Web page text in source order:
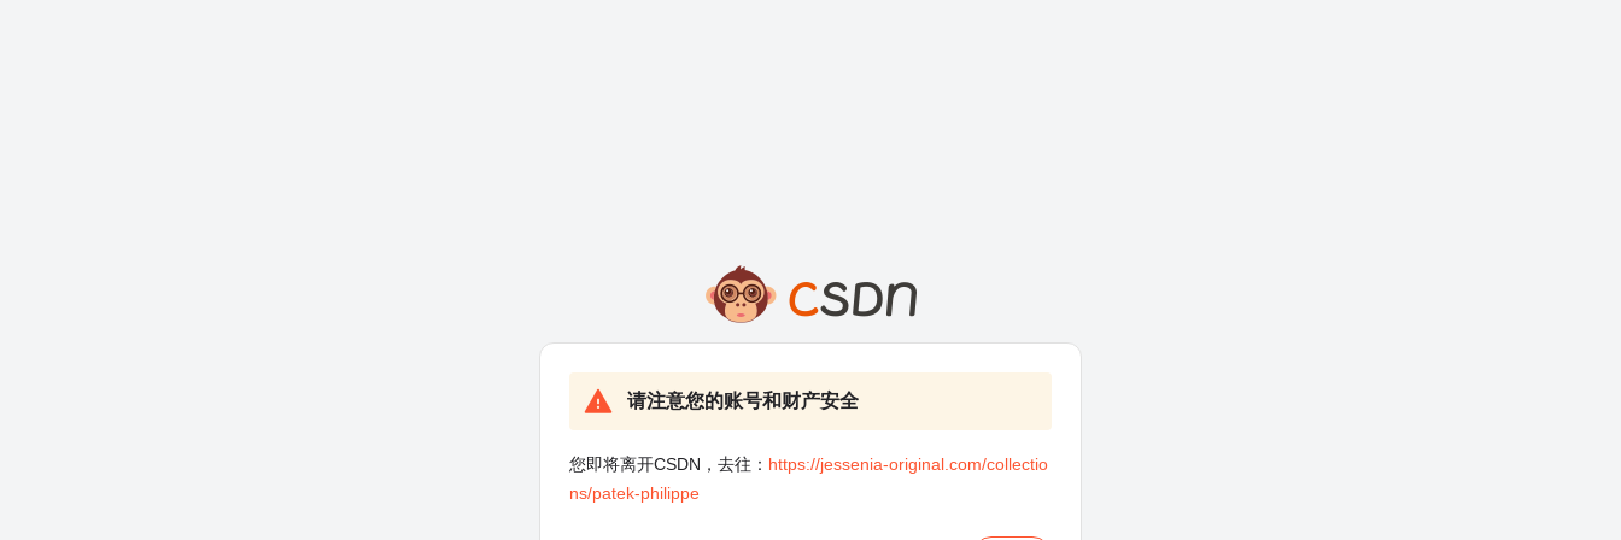
请注意您的账号和财产安全
您即将离开CSDN，去往： https://jessenia-original.com/collectio
ns/patek-philippe